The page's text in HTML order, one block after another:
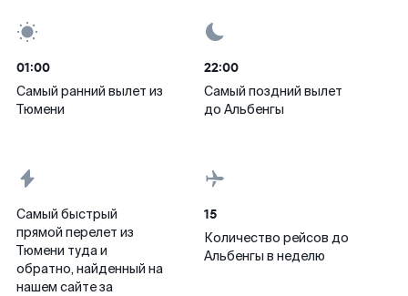
01:00
Самый ранний вылет из
Тюмени
22:00
Самый поздний вылет
до Альбенгы
Самый быстрый
прямой перелет из
Тюмени туда и
обратно, найденный на
нашем сайте за
15
Количество рейсов до
Альбенгы в неделю